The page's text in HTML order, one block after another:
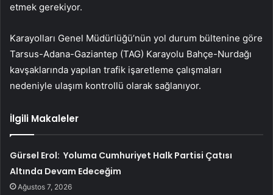
etmek gerekiyor.
Karayolları Genel Müdürlüğü’nün yol durum bültenine göre
Tarsus-Adana-Gaziantep (TAG) Karayolu Bahçe-Nurdağı
kavşaklarında yapılan trafik işaretleme çalışmaları
nedeniyle ulaşım kontrollü olarak sağlanıyor.
İlgili Makaleler
Gürsel Erol: Yoluma Cumhuriyet Halk Partisi Çatısı
Altında Devam Edeceğim
Ağustos 7, 2026